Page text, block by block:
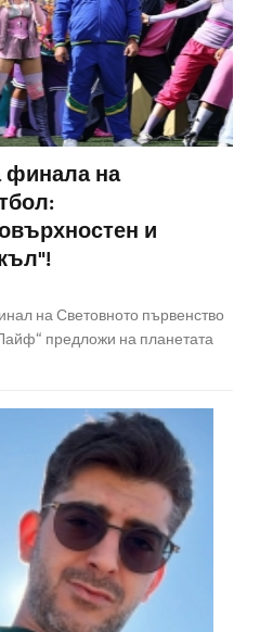
финала на
и
на Световното първенство
предложи на планетата